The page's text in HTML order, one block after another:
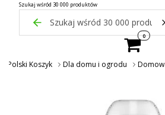
Szukaj wśród 30 000 produktów
Zamknij wyszukiwarkę
Produkty
Polski Koszyk Dla domu i ogrodu